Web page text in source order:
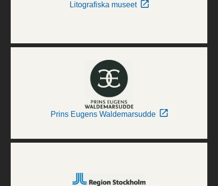
Litografiska museet
Prins Eugens Waldemarsudde